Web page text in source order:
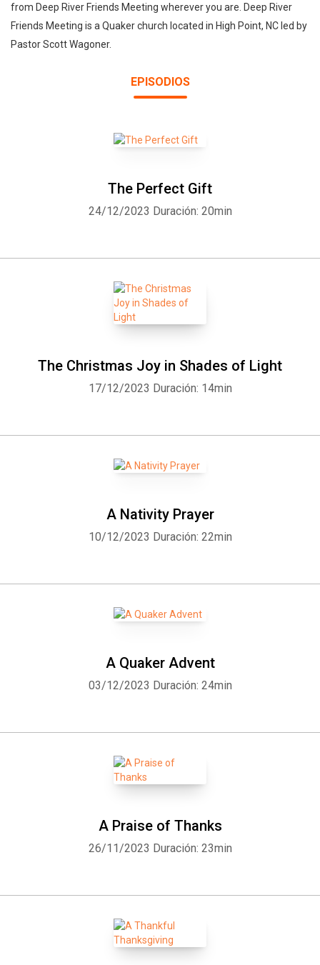
from Deep River Friends Meeting wherever you are. Deep River
Friends Meeting is a Quaker church located in High Point, NC led by
Pastor Scott Wagoner.
EPISODIOS
The Perfect Gift
24/12/2023 Duración: 20min
The Christmas Joy in Shades of Light
17/12/2023 Duración: 14min
A Nativity Prayer
10/12/2023 Duración: 22min
A Quaker Advent
03/12/2023 Duración: 24min
A Praise of Thanks
26/11/2023 Duración: 23min